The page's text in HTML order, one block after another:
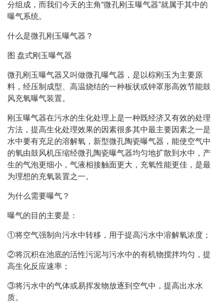
分组成，而我们今天的主角“微孔刚玉曝气器”就属于其中的
曝气系统。
什么是微孔刚玉曝气器？
图 盘式刚玉曝气器
微孔刚玉曝气器又叫做微孔曝气器，是以棕刚玉为主要原
料，经压制成型、高温烧结的一种板状或钟罩形高效节能鼓
风充氧曝气装置。
刚玉曝气器在污水的生化处理上是一种既经济又有效的处理
方法，提高生化处理效果的因素很多其中最主要因素之一是
水中要有充足的溶解氧，新型微孔陶瓷曝气器，能使空气中
的氧由鼓风机压缩经微孔陶瓷曝气器均匀地扩散到水中，产
生的气泡更细小，气液相接触面更大，充氧性能更佳，是最
为理想的充氧装置之一。
为什么需要曝气？
曝气的目的主要是：
①将空气强制向污水中转移，用于提高污水中溶解氧浓度；
②将沉积在池底的活性污泥与污水中的有机物搅拌均匀，提
高生化反应速率；
③将污水中的气体或易挥发物放逐到空气中，提高出水水
质。